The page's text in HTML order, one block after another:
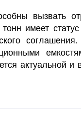
вызвать
имеет статус
соглашения.
актуальной и